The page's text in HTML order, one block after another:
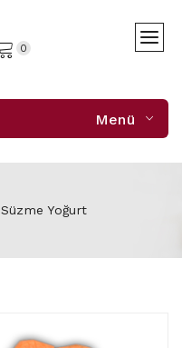
0
Menü
Süzme Yoğurt